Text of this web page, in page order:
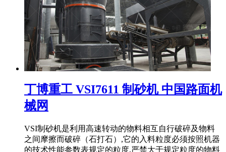
丁博重工 VSI7611 制砂机 中国路面机
械网
VSI制砂机是利用高速转动的物料相互自行破碎及物料
之间摩擦而破碎（石打石）,它的入料粒度必须按照机器
的技术性能参数表规定的粒度,严禁大于规定粒度的物料